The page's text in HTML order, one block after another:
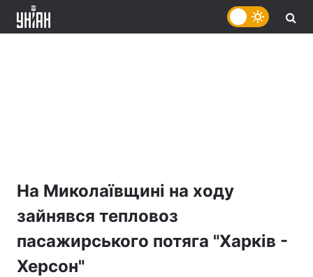
На Миколаївщині на ходу
зайнявся тепловоз
пасажирського потяга "Харків -
Херсон"